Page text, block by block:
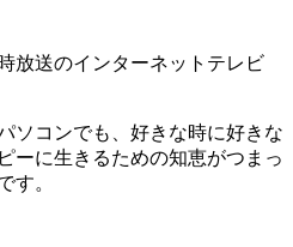
放送のインターネットテレビ
ソコンでも、好きな時に好きな
ーに生きるための知恵がつまっ
す。